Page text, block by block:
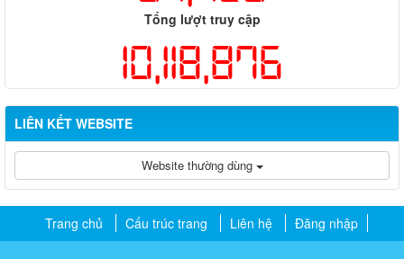
Tổng lượt truy cập
10,118,876
LIÊN KẾT WEBSITE
Website thường dùng
Trang chủ Cấu trúc trang Liên hệ Đăng nhập